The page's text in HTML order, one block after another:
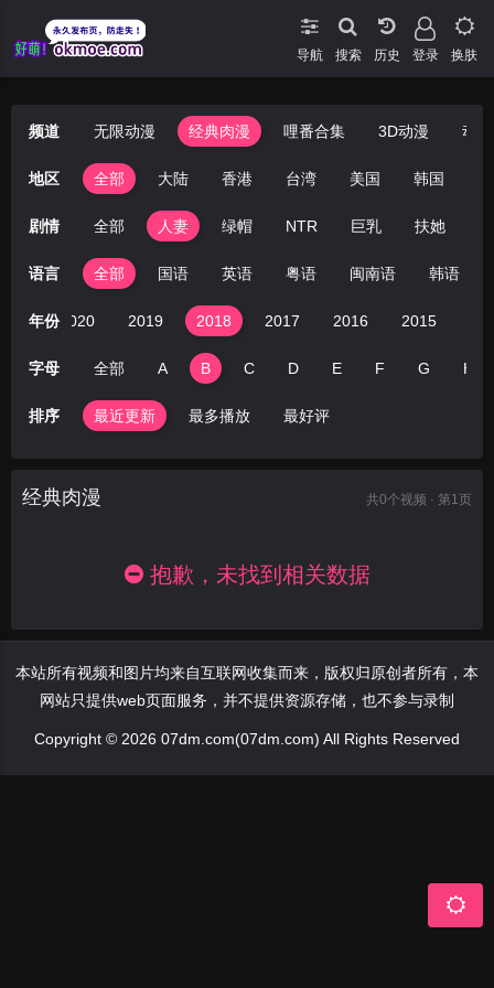
导航 搜索 登录 换肤
频道 无限动漫 经典肉漫 哩番合集 3D动漫 动
地区 全部 大陆 香港 台湾 美国 韩国
剧情 全部 人妻 绿帽 NTR 巨乳 扶她
语言 全部 国语 英语 粤语 闽南语 韩语
年份2020 2019 2018 2017 2016 2015
字母 全部 A B C D E F G H
排序 最近更新 最多播放 最好评
经典肉漫 共0个视频 · 第1页
抱歉，未找到相关数据
本站所有视频和图片均来自互联网收集而来，版权归原创者所有，本
网站只提供web页面服务，并不提供资源存储，也不参与录制
Copyright © 2026 07dm.com(07dm.com) All Rights Reserved